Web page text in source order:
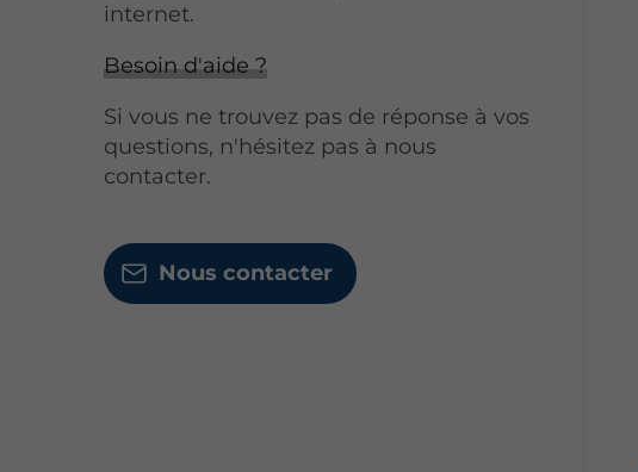
internet.​​
Besoin d'aide ?
Si vous ne trouvez pas de réponse à vos
questions, n'hésitez pas à nous
contacter.
Nous contacter